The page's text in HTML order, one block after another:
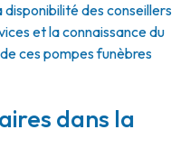
des conseillers
et la connaissance du
ces pompes funèbres
dans la